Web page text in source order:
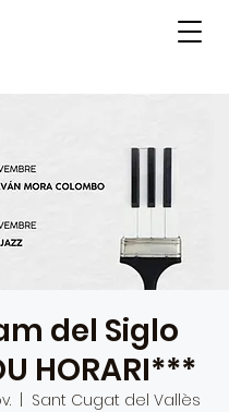
del Siglo
HORARI***
  |
Sant Cugat del Vallès